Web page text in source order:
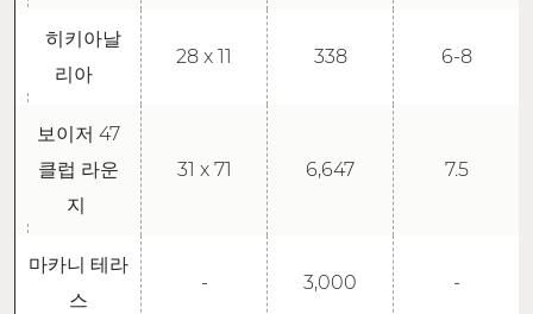
히키아날
리아
28 x 11 338 6-8
보이저 47
클럽 라운
지
31 x 71 6,647 7.5
마카니 테라
스
- 3,000 -